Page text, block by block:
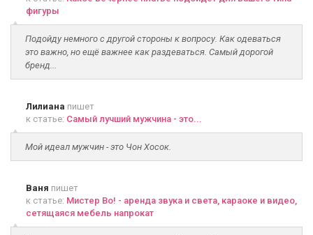
фигуры
Подойду немного с другой стороны к вопросу. Как одеваться
это важно, но ещё важнее как раздеваться. Самый дорогой
бренд...
Лилиана пишет
к статье: Самый лучший мужчина - это...
Мой идеал мужчин - это Чон Хосок.
Ваня пишет
к статье: Мистер Во! - аренда звука и света, караоке и видео,
сетящаяся мебель напрокат